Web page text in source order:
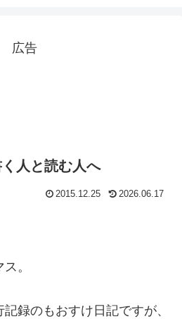
広告
人と読む人へ
2015.12.25 2026.06.17
。
録のもおすけ日記ですが、